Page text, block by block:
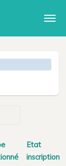
Etat
inscription